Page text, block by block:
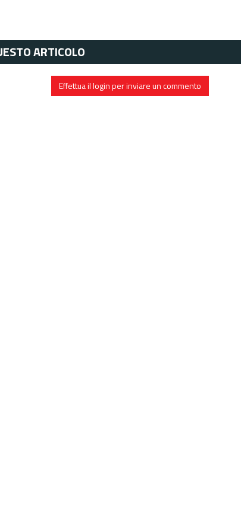
ARTICOLO
Effettua il login per inviare un commento